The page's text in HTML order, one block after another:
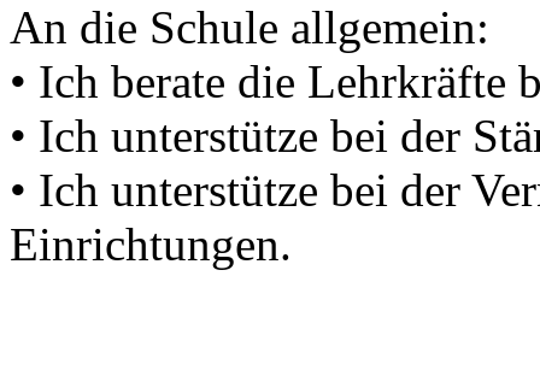
An die Schule allgemein:
• Ich berate die Lehrkräfte
• Ich unterstütze bei der
• Ich unterstütze bei der
Einrichtungen.